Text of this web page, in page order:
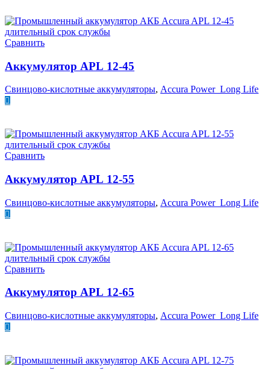
Сравнить
Аккумулятор APL 12-45
Свинцово-кислотные аккумуляторы, Accura Power Long Life
Сравнить
Аккумулятор APL 12-55
Свинцово-кислотные аккумуляторы, Accura Power Long Life
Сравнить
Аккумулятор APL 12-65
Свинцово-кислотные аккумуляторы, Accura Power Long Life